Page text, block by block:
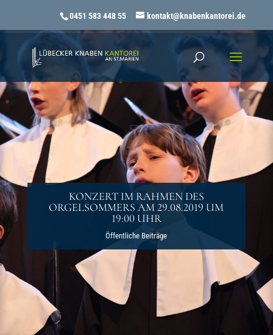
0451 583 448 55 kontakt@knabenkantorei.de
KONZERT IM RAHMEN DES
ORGELSOMMERS AM 29.08.2019 UM
19:00 UHR
Öffentliche Beiträge